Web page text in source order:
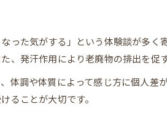
った気がする」という体験談が多
発汗作用により老廃物の排出を促
体調や体質によって感じ方に個人
ることが大切です。